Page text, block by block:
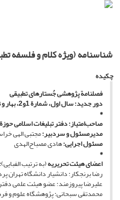
شناسنامه (ویژه کلام و فلسفه
چکیده
فصلنامةپژوهشیجُستارهای تطبیقی
دور جدید: سال اول، شمارة 1و2، بهار و تابستان 1391
*
صاحب‌امتیاز: دفتر تبلیغات اسلامی
مدیرمسئول و سردبیر:مجتبی الهی
مسئول اجرایی:هادی مصباح‌الهدی
*
اعضای هیئت تحریریه(به ترتیب الفبایی):
رضا برنجکار: دانشیار دانشگاه تهران
علیرضا پیروزمند: عضو هیئت علمی
محمدتقی سبحانی: پژوهشگاه علوم و